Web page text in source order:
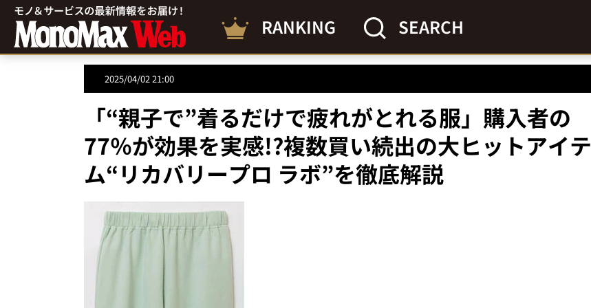
RANKING SEARCH
2025/04/02 21:00
「“親子で”着るだけで疲れがとれる服」購入者の
77％が効果を実感!?複数買い続出の大ヒットアイテ
ム“リカバリープロ ラボ”を徹底解説